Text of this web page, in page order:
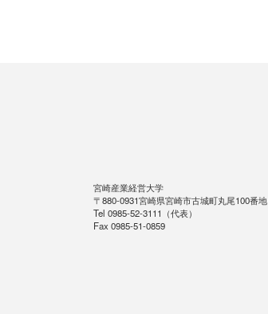
宮崎産業経営大学
〒880-0931宮崎県宮崎市古城町丸尾100番地
Tel 0985-52-3111（代表）
Fax 0985-51-0859